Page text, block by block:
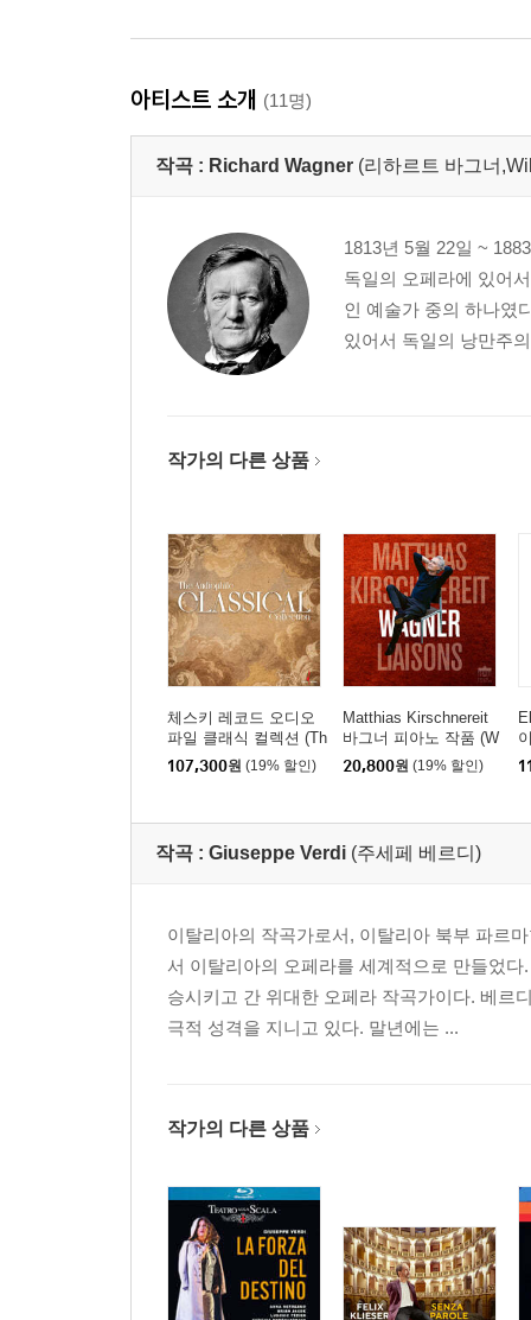
아티스트 소개 (11명)
작곡 : Richard Wagner (리하르트 바그너
1813년 5월 22일 ~
독일의 오페라에 있어
인 예술가 중의 하나였
있어서 독일의 낭만주
작가의 다른 상품
체스키 레코드 오디오
파일 클래식 컬렉션 (Th
e Audiophile Classical
Collection) [LP]
107,300원 (19% 할인)
Matthias Kirschnereit
바그너 피아노 작품 (W
agner Liaisons)
20,800원 (19% 할인)
작곡 : Giuseppe Verdi (주세페 베르디)
이탈리아의 작곡가로서, 이탈리아 북부 파르
서 이탈리아의 오페라를 세계적으로 만들었
승시키고 간 위대한 오페라 작곡가이다. 베르
극적 성격을 지니고 있다. 말년에는 ...
작가의 다른 상품